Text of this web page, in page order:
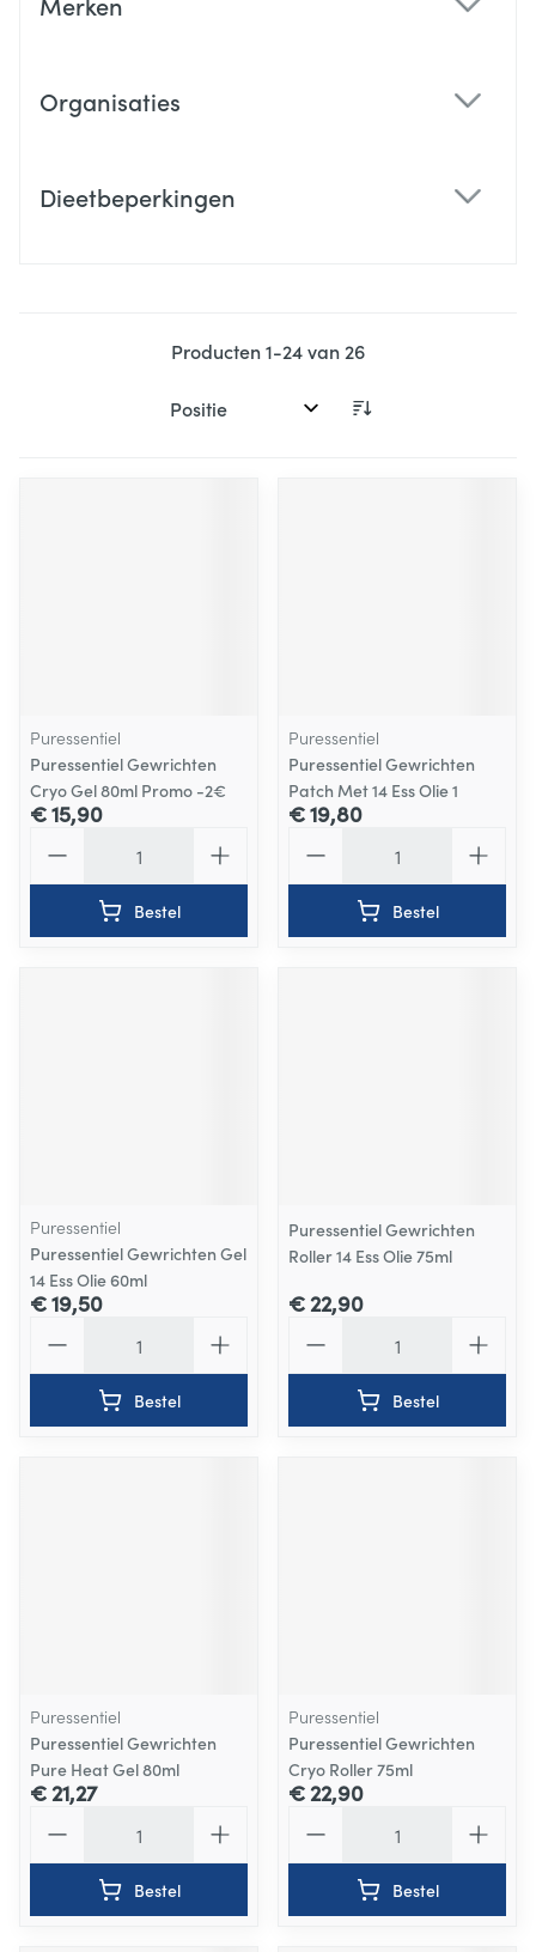
Organisaties
Dieetbeperkingen
Producten1-24van 26
Sorteer op:
Puressentiel
Puressentiel Gewrichten
Cryo Gel 80ml Promo -2€
€ 15,90
Bestel
Puressentiel
Puressentiel Gewrichten
Patch Met 14 Ess Olie 1
€ 19,80
Bestel
Puressentiel
Puressentiel Gewrichten Gel
14 Ess Olie 60ml
€ 19,50
Bestel
Puressentiel Gewrichten
Roller 14 Ess Olie 75ml
€ 22,90
Bestel
Puressentiel
Puressentiel Gewrichten
Pure Heat Gel 80ml
€ 21,27
Bestel
Puressentiel
Puressentiel Gewrichten
Cryo Roller 75ml
€ 22,90
Bestel